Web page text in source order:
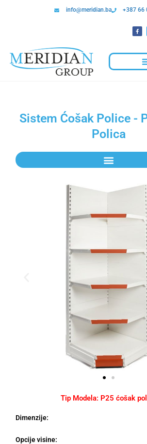
info@meridian.ba +387 66
Sistem Ćošak Police -
Polica
Tip Modela: P25 ćošak
Dimenzije:
Opcije visine: